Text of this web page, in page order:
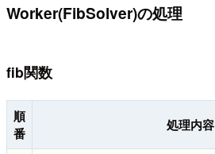
Worker(FibSolver)の処理
fib関数
順
番
処理内容